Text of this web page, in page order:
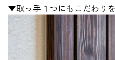
▼取っ手１つにもこだわりを